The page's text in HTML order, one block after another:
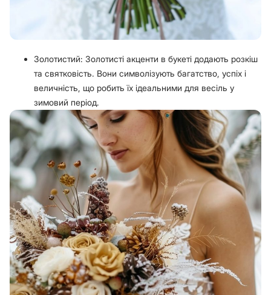
Золотистий: Золотисті акценти в букеті додають розкіш
та святковість. Вони символізують багатство, успіх і
величність, що робить їх ідеальними для весіль у
зимовий період.